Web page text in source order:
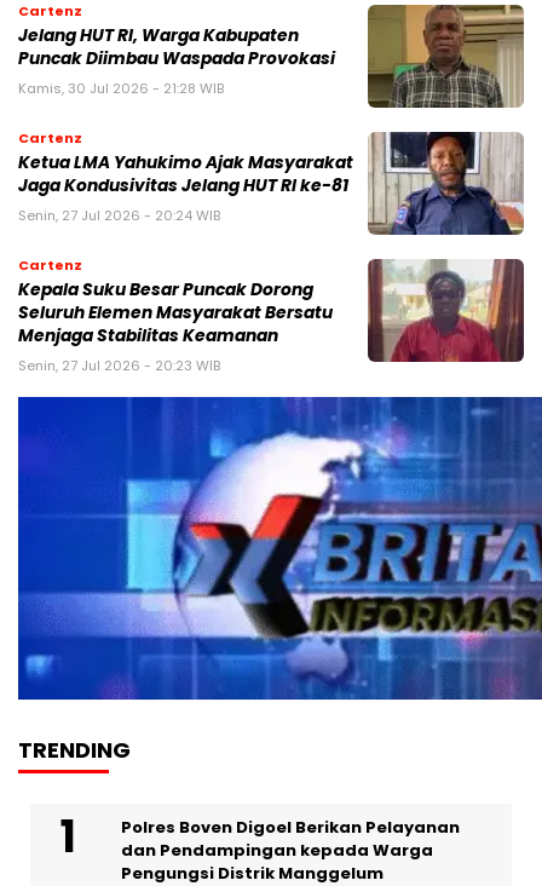
Cartenz
Jelang HUT RI, Warga Kabupaten
Puncak Diimbau Waspada Provokasi
Kamis, 30 Jul 2026 - 21:28 WIB
Cartenz
Ketua LMA Yahukimo Ajak Masyarakat
Jaga Kondusivitas Jelang HUT RI ke-81
Senin, 27 Jul 2026 - 20:24 WIB
Cartenz
Kepala Suku Besar Puncak Dorong
Seluruh Elemen Masyarakat Bersatu
Menjaga Stabilitas Keamanan
Senin, 27 Jul 2026 - 20:23 WIB
TRENDING
Polres Boven Digoel Berikan Pelayanan
dan Pendampingan kepada Warga
Pengungsi Distrik Manggelum